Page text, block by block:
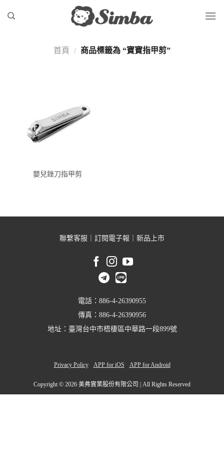
首頁 / 商品標籤為 “寶寶指甲剪”
嬰兒銼刀指甲剪
聯繫客服 訂閱電子報 新品上市
電話：886-4-26390955
傳真：886-4-26390956
地址：臺灣台中市梧棲區中華路一段899號
Privacy Policy APP for iOS APP for Android
Copyright © 2026 美弗實業股份有限公司 | All Rights Reserved